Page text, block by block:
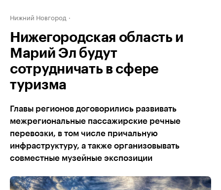
Нижний Новгород
Нижегородская область и
Марий Эл будут
сотрудничать в сфере
туризма
Главы регионов договорились развивать
межрегиональные пассажирские речные
перевозки, в том числе причальную
инфраструктуру, а также организовывать
совместные музейные экспозиции